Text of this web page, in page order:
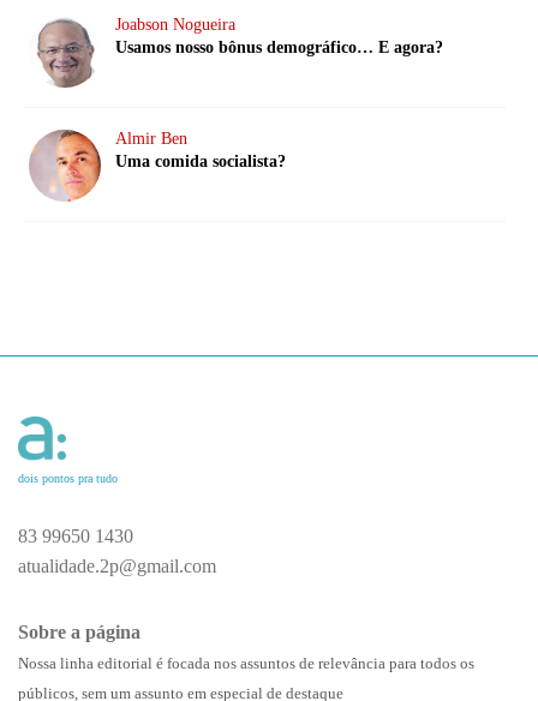
Joabson Nogueira
Usamos nosso bônus demográfico… E agora?
Almir Ben
Uma comida socialista?
dois pontos pra tudo
83 99650 1430
atualidade.2p@gmail.com
Sobre a página
Nossa linha editorial é focada nos assuntos de relevância para todos os
públicos, sem um assunto em especial de destaque